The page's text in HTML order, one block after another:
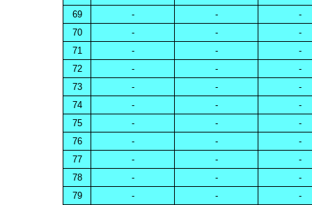
69
- -
-
70
- -
-
71
- -
-
72
- -
-
73
- -
-
74
- -
-
75
- -
-
76
- -
-
77
- -
-
78
- -
-
79
- -
-